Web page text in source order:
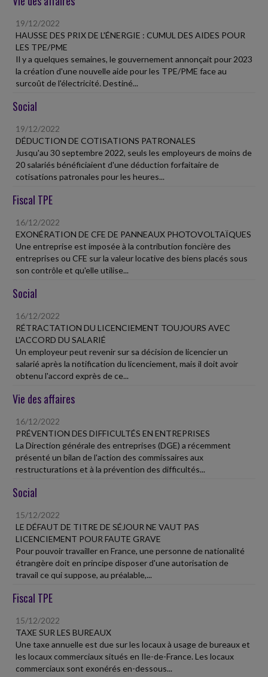
19/12/2022
HAUSSE DES PRIX DE L'ÉNERGIE : CUMUL DES AIDES POUR
LES TPE/PME
Il y a quelques semaines, le gouvernement annonçait pour 2023
la création d'une nouvelle aide pour les TPE/PME face au
surcoût de l'électricité. Destiné...
Social
19/12/2022
DÉDUCTION DE COTISATIONS PATRONALES
Jusqu'au 30 septembre 2022, seuls les employeurs de moins de
20 salariés bénéficiaient d'une déduction forfaitaire de
cotisations patronales pour les heures...
Fiscal TPE
16/12/2022
EXONÉRATION DE CFE DE PANNEAUX PHOTOVOLTAÏQUES
Une entreprise est imposée à la contribution foncière des
entreprises ou CFE sur la valeur locative des biens placés sous
son contrôle et qu'elle utilise...
Social
16/12/2022
RÉTRACTATION DU LICENCIEMENT TOUJOURS AVEC
L'ACCORD DU SALARIÉ
Un employeur peut revenir sur sa décision de licencier un
salarié après la notification du licenciement, mais il doit avoir
obtenu l'accord exprès de ce...
Vie des affaires
16/12/2022
PRÉVENTION DES DIFFICULTÉS EN ENTREPRISES
La Direction générale des entreprises (DGE) a récemment
présenté un bilan de l'action des commissaires aux
restructurations et à la prévention des difficultés...
Social
15/12/2022
LE DÉFAUT DE TITRE DE SÉJOUR NE VAUT PAS
LICENCIEMENT POUR FAUTE GRAVE
Pour pouvoir travailler en France, une personne de nationalité
étrangère doit en principe disposer d'une autorisation de
travail ce qui suppose, au préalable,...
Fiscal TPE
15/12/2022
TAXE SUR LES BUREAUX
Une taxe annuelle est due sur les locaux à usage de bureaux et
les locaux commerciaux situés en Ile-de-France. Les locaux
commerciaux sont exonérés en-dessous...